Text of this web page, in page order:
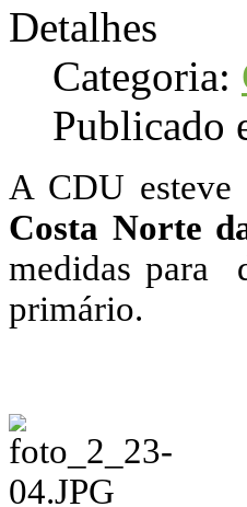
Detalhes
Categoria:
Publicado
A CDU
Costa Norte
medidas para
primário.